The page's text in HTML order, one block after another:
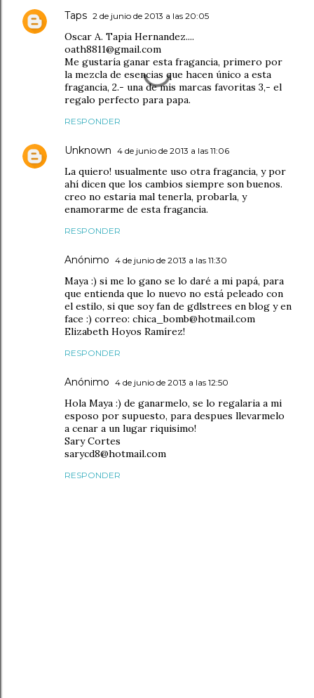
Taps 2 de junio de 2013 a las 20:05
Oscar A. Tapia Hernandez....
oath8811@gmail.com
Me gustaría ganar esta fragancia, primero por
la mezcla de esencias que hacen único a esta
fragancia, 2.- una de mis marcas favoritas 3,- el
regalo perfecto para papa.
RESPONDER
Unknown 4 de junio de 2013 a las 11:06
La quiero! usualmente uso otra fragancia, y por
ahí dicen que los cambios siempre son buenos.
creo no estaria mal tenerla, probarla, y
enamorarme de esta fragancia.
RESPONDER
Anónimo 4 de junio de 2013 a las 11:30
Maya :) si me lo gano se lo daré a mi papá, para
que entienda que lo nuevo no está peleado con
el estilo, si que soy fan de gdlstrees en blog y en
face :) correo: chica_bomb@hotmail.com
Elizabeth Hoyos Ramírez!
RESPONDER
Anónimo 4 de junio de 2013 a las 12:50
Hola Maya :) de ganarmelo, se lo regalaria a mi
esposo por supuesto, para despues llevarmelo
a cenar a un lugar riquisimo!
Sary Cortes
sarycd8@hotmail.com
RESPONDER